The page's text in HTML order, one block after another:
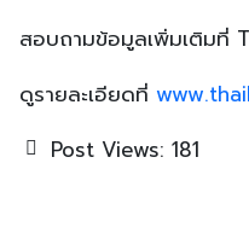
สอบถามข้อมูลเพิ่มเติมที่
ดูรายละเอียดที่
Post Views: 181